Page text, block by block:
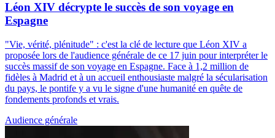
Léon XIV décrypte le succès de son voyage en
Espagne
"Vie, vérité, plénitude" : c'est la clé de lecture que Léon XIV a
proposée lors de l'audience générale de ce 17 juin pour interpréter le
succès massif de son voyage en Espagne. Face à 1,2 million de
fidèles à Madrid et à un accueil enthousiaste malgré la sécularisation
du pays, le pontife y a vu le signe d'une humanité en quête de
fondements profonds et vrais.
Audience générale